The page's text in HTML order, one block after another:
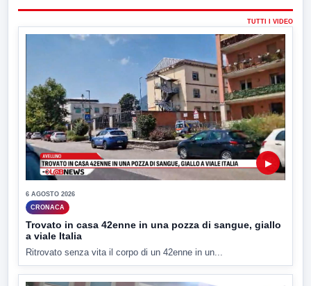
TUTTI I VIDEO
▶
6 AGOSTO 2026
CRONACA
Trovato in casa 42enne in una pozza di sangue, giallo
a viale Italia
Ritrovato senza vita il corpo di un 42enne in un...